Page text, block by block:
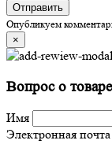
Отправить
Опубликуем
×
Вопрос о товаре
Имя
Электронная почта